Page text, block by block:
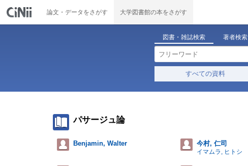
論文・データをさがす 大学図書館の本をさがす
図書・雑誌検索 著者検索
すべての資料
パサージュ論
Benjamin, Walter 今村, 仁司
イマムラ, ヒトシ